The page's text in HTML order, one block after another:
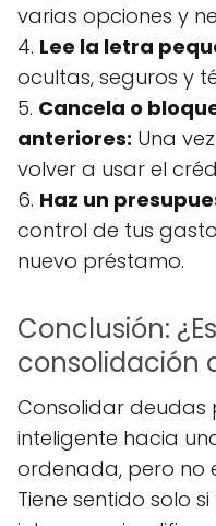
varias opciones y
4. Lee la letra
ocultas, seguros y
5. Cancela o
anteriores: Una
volver a usar el
6. Haz un
control de tus
nuevo préstamo.
Conclusión:
consolidación
Consolidar deudas
inteligente hacia
ordenada, pero no
Tiene sentido solo